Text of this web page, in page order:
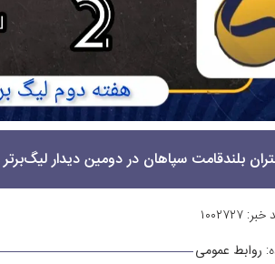
بلندقامت سپاهان در دومین دیدار
خبر: ۱۰۰۲۷۲۷
روابط عمومی